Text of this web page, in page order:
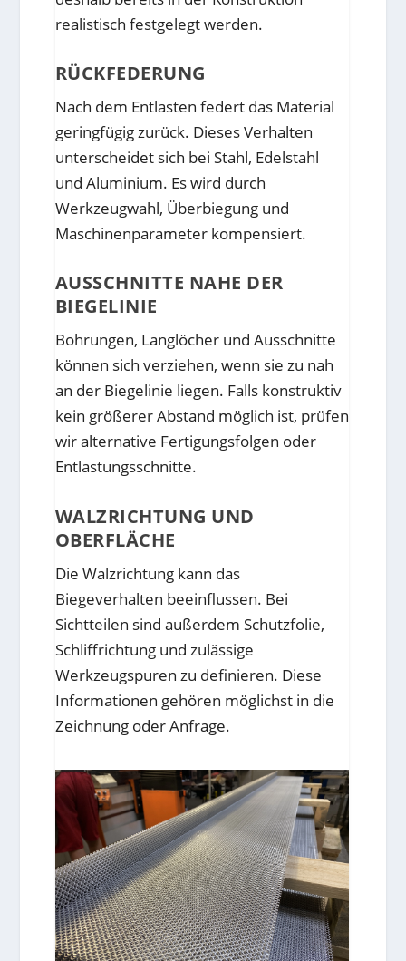
realistisch festgelegt werden.
RÜCKFEDERUNG
Nach dem Entlasten federt das Material
geringfügig zurück. Dieses Verhalten
unterscheidet sich bei Stahl, Edelstahl
und Aluminium. Es wird durch
Werkzeugwahl, Überbiegung und
Maschinenparameter kompensiert.
AUSSCHNITTE NAHE DER
BIEGELINIE
Bohrungen, Langlöcher und Ausschnitte
können sich verziehen, wenn sie zu nah
an der Biegelinie liegen. Falls konstruktiv
kein größerer Abstand möglich ist, prüfen
wir alternative Fertigungsfolgen oder
Entlastungsschnitte.
WALZRICHTUNG UND
OBERFLÄCHE
Die Walzrichtung kann das
Biegeverhalten beeinflussen. Bei
Sichtteilen sind außerdem Schutzfolie,
Schliffrichtung und zulässige
Werkzeugspuren zu definieren. Diese
Informationen gehören möglichst in die
Zeichnung oder Anfrage.